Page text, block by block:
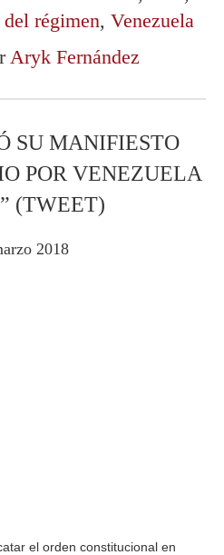
régimen, Venezuela
Aryk Fernández
SU MANIFIESTO
POR VENEZUELA
(TWEET)
2018
el orden constitucional en